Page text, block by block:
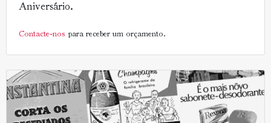
Aniversário.
Contacte-nos para receber um orçamento.